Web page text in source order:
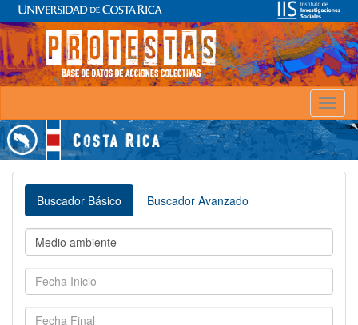
Buscador Básico Buscador Avanzado